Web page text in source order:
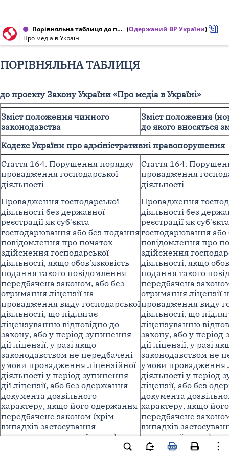
Порівняльна таблиця до проекту Закону України від 15.01.2020 № 2693-1 (Одержаний ВР України)
Про медіа в Україні